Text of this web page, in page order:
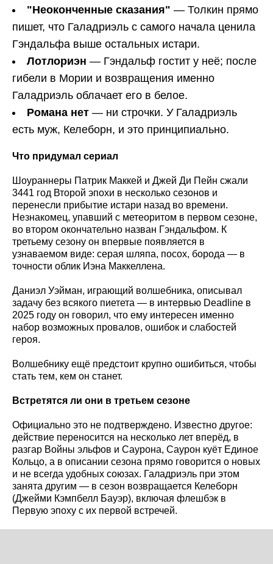
"Неоконченные сказания" — Толкин прямо
пишет, что Галадриэль с самого начала ценила
Гэндальфа выше остальных истари.
Лотлориэн — Гэндальф гостит у неё; после
гибели в Мории и возвращения именно
Галадриэль облачает его в белое.
Романа нет — ни строчки. У Галадриэль
есть муж, Келеборн, и это принципиально.
Что придумал сериал
Шоураннеры Патрик Маккей и Джей Ди Пейн сжали
3441 год Второй эпохи в несколько сезонов и
перенесли прибытие истари назад во времени.
Незнакомец, упавший с метеоритом в первом сезоне,
во втором окончательно назван Гэндальфом. К
третьему сезону он впервые появляется в
узнаваемом виде: серая шляпа, посох, борода — в
точности облик Иэна Маккеллена.
Даниэл Уэйман, играющий волшебника, описывал
задачу без всякого пиетета — в интервью Deadline в
2025 году он говорил, что ему интересен именно
набор возможных провалов, ошибок и слабостей
героя.
Волшебнику ещё предстоит крупно ошибиться, чтобы
стать тем, кем он станет.
Встретятся ли они в третьем сезоне
Официально это не подтверждено. Известно другое:
действие переносится на несколько лет вперёд, в
разгар Войны эльфов и Саурона, Саурон куёт Единое
Кольцо, а в описании сезона прямо говорится о новых
и не всегда удобных союзах. Галадриэль при этом
занята другим — в сезон возвращается Келеборн
(Джейми Кэмпбелл Бауэр), включая флешбэк в
Первую эпоху с их первой встречей.